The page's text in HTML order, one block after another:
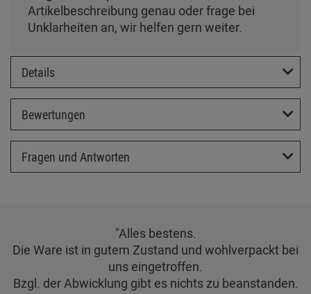
Artikelbeschreibung genau oder frage bei
Unklarheiten an, wir helfen gern weiter.
Details
Bewertungen
Fragen und Antworten
"Alles bestens.
Die Ware ist in gutem Zustand und wohlverpackt bei
uns eingetroffen.
Bzgl. der Abwicklung gibt es nichts zu beanstanden.